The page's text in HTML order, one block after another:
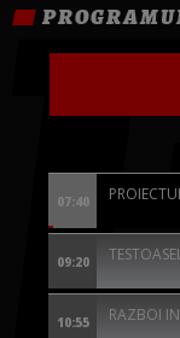
07:40
09:20
10:55 RAZBOI